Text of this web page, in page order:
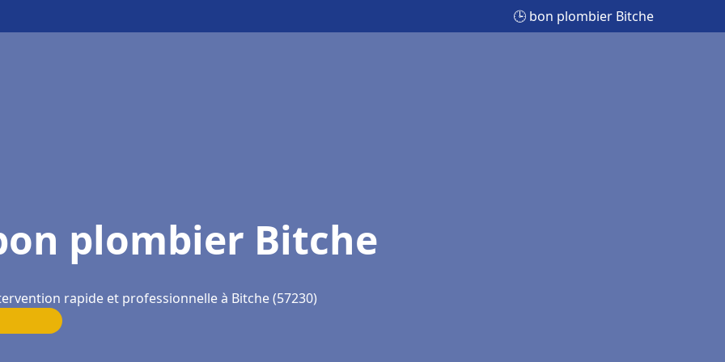
🕒 bon plombier Bitche
plombier Bitche
rapide et professionnelle à Bitche (57230)